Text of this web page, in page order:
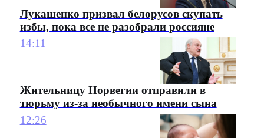
Лукашенко призвал белорусов скупать
избы, пока все не разобрали россияне
14:11
Жительницу Норвегии отправили в
тюрьму из-за необычного имени сына
12:26